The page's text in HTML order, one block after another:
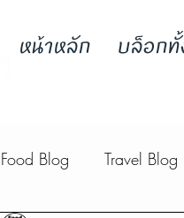
หน้าหลัก บล็อก
Food Blog Travel Blog